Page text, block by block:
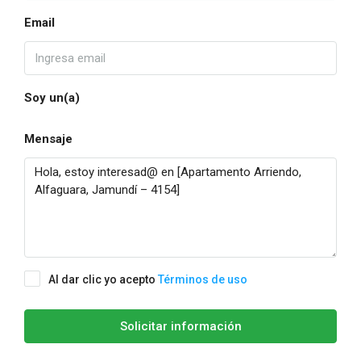
Email
Soy un(a)
Mensaje
Al dar clic yo acepto Términos de uso
Solicitar información